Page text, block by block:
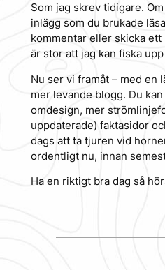
Som jag skrev tidigare.
inlägg som du brukade
kommentar eller skicka ett
är stor att jag kan fiska
Nu ser vi framåt – med en
mer levande blogg. Du
omdesign, mer
uppdaterade) faktasidor
dags att ta tjuren vid
ordentligt nu, innan
Ha en riktigt bra dag så